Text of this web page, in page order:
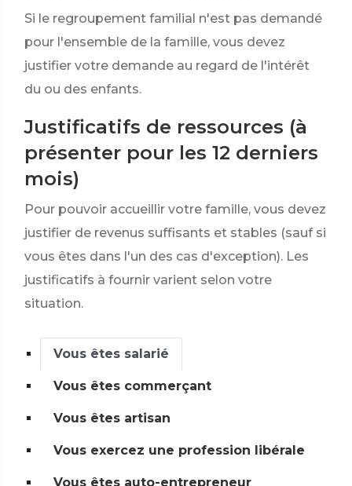
Si le regroupement familial n'est pas demandé
pour l'ensemble de la famille, vous devez
justifier votre demande au regard de l'intérêt
du ou des enfants.
Justificatifs de ressources (à
présenter pour les 12 derniers
mois)
Pour pouvoir accueillir votre famille, vous devez
justifier de revenus suffisants et stables (sauf si
vous êtes dans l'un des cas d'exception). Les
justificatifs à fournir varient selon votre
situation.
Vous êtes salarié
Vous êtes commerçant
Vous êtes artisan
Vous exercez une profession libérale
Vous êtes auto-entrepreneur